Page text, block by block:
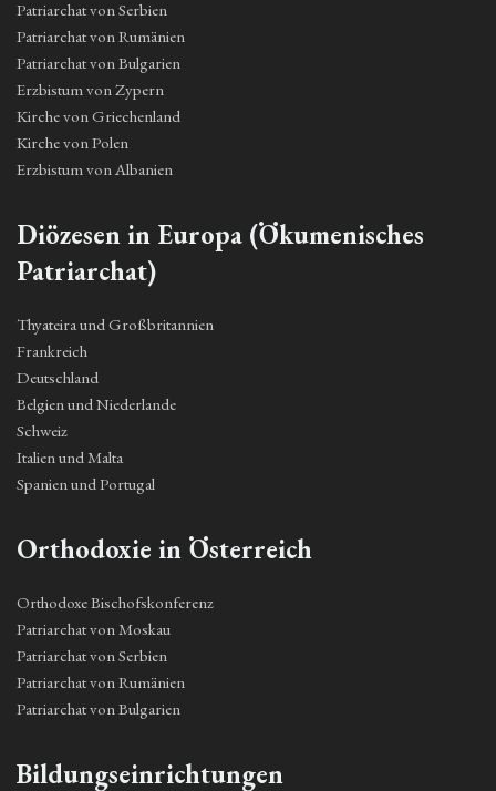
Patriarchat von Serbien
Patriarchat von Rumänien
Patriarchat von Bulgarien
Erzbistum von Zypern
Kirche von Griechenland
Kirche von Polen
Erzbistum von Albanien
Diözesen in Europa (Ökumenisches
Patriarchat)
Thyateira und Großbritannien
Frankreich
Deutschland
Belgien und Niederlande
Schweiz
Italien und Malta
Spanien und Portugal
Orthodoxie in Österreich
Orthodoxe Bischofskonferenz
Patriarchat von Moskau
Patriarchat von Serbien
Patriarchat von Rumänien
Patriarchat von Bulgarien
Bildungseinrichtungen